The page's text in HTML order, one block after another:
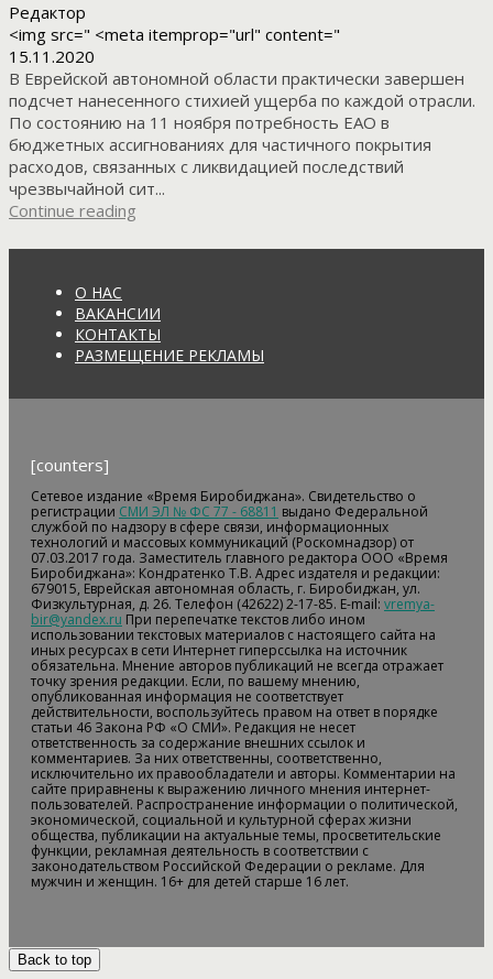
Редактор
<img src=" <meta itemprop="url" content="
15.11.2020
В Еврейской автономной области практически завершен
подсчет нанесенного стихией ущерба по каждой отрасли.
По состоянию на 11 ноября потребность ЕАО в
бюджетных ассигнованиях для частичного покрытия
расходов, связанных с ликвидацией последствий
чрезвычайной сит...
Continue reading
О НАС
ВАКАНСИИ
КОНТАКТЫ
РАЗМЕЩЕНИЕ РЕКЛАМЫ
[counters]
Сетевое издание «Время Биробиджана». Свидетельство о
регистрации СМИ ЭЛ № ФС 77 - 68811 выдано Федеральной
службой по надзору в сфере связи, информационных
технологий и массовых коммуникаций (Роскомнадзор) от
07.03.2017 года. Заместитель главного редактора ООО «Время
Биробиджана»: Кондратенко Т.В. Адрес издателя и редакции:
679015, Еврейская автономная область, г. Биробиджан, ул.
Физкультурная, д. 26. Телефон (42622) 2-17-85. E-mail: vremya-
bir@yandex.ru При перепечатке текстов либо ином
использовании текстовых материалов с настоящего сайта на
иных ресурсах в сети Интернет гиперссылка на источник
обязательна. Мнение авторов публикаций не всегда отражает
точку зрения редакции. Если, по вашему мнению,
опубликованная информация не соответствует
действительности, воспользуйтесь правом на ответ в порядке
статьи 46 Закона РФ «О СМИ». Редакция не несет
ответственность за содержание внешних ссылок и
комментариев. За них ответственны, соответственно,
исключительно их правообладатели и авторы. Комментарии на
сайте приравнены к выражению личного мнения интернет-
пользователей. Распространение информации о политической,
экономической, социальной и культурной сферах жизни
общества, публикации на актуальные темы, просветительские
функции, рекламная деятельность в соответствии с
законодательством Российской Федерации о рекламе. Для
мужчин и женщин. 16+ для детей старше 16 лет.
Back to top